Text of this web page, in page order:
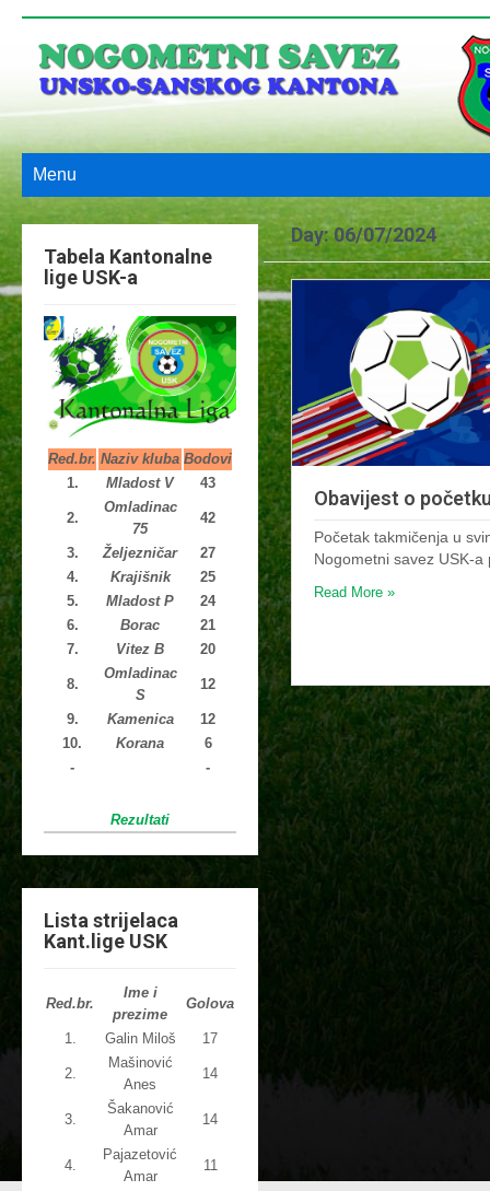
Menu
Tabela Kantonalne
lige USK-a
Red.br. Naziv kluba Bodovi
1.
Mladost V 43
2.
Omladinac
75
42
3. Željezničar
27
4.
Krajišnik
25
5.
Mladost P
24
6.
Borac
21
7.
Vitez B 20
8.
Omladinac
S
12
9. Kamenica
12
10.
Korana
6
-
-
Rezultati
Lista strijelaca
Kant.lige USK
Red.br.
Ime i
prezime
Golova
1. Galin Miloš 17
2.
Mašinović
Anes
14
3.
Šakanović
Amar
14
4.
Pajazetović
Amar
11
Day:06/07/2024
Obavijest o
Početak takmičenja u
Nogometni savez USK-
Read More »